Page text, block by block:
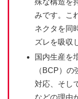
みです。こ
ネクタを同
ズレを吸収
国内生産を
（BCP）
対応、そし
などの理由